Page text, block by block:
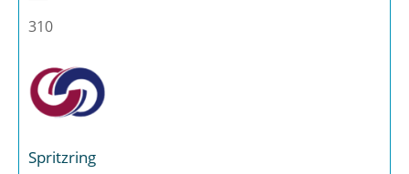
310
Spritzring